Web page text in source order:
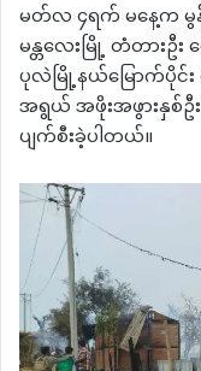
မတ်လ ၄ရက် မနေ့က မွ
မန္တလေးမြို့ တံတာ
ပုလဲမြို့နယ်မြောက်ပိုင်
အရွယ် အဖိုးအဖွားနှစ်ဦး
ပျက်စီးခဲ့ပါတယ်။